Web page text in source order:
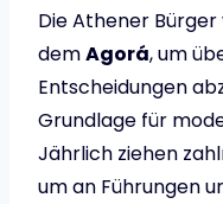
Die Athener
demAgorá, um
Entscheidungen
Grundlage für
Jährlich ziehen
um an Führungen